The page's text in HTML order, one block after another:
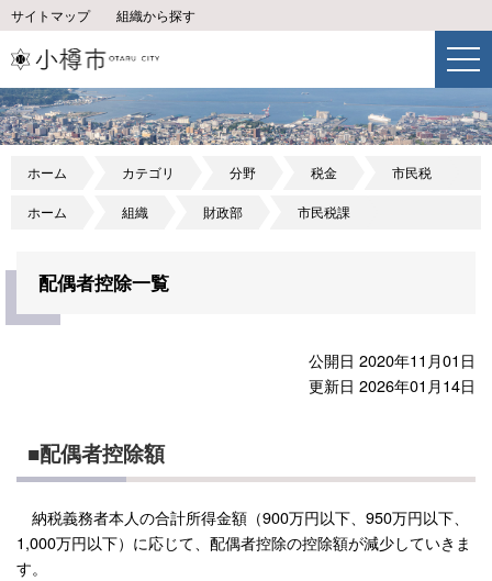
サイトマップ 組織から探す
ホーム カテゴリ 分野 税金 市民税
ホーム 組織 財政部 市民税課
配偶者控除一覧
公開日 2020年11月01日
更新日 2026年01月14日
■配偶者控除額
納税義務者本人の合計所得金額（900万円以下、950万円以下、
1,000万円以下）に応じて、配偶者控除の控除額が減少していきま
す。